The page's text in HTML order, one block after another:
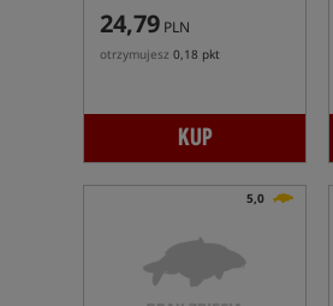
24,79 PLN
otrzymujesz 0,18 pkt
KUP
5,0